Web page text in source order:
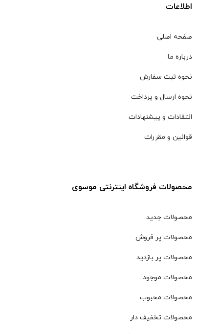
اطلاعات
صفحه اصلی
درباره ما
نحوه ثبت سفارش
نحوه ارسال و پرداخت
انتقادات و پیشنهادات
قوانین و مقررات
محصولات فروشگاه اینترنتی موسوی
محصولات جدید
محصولات پر فروش
محصولات پر بازدید
محصولات موجود
محصولات محبوب
محصولات تخفیف دار